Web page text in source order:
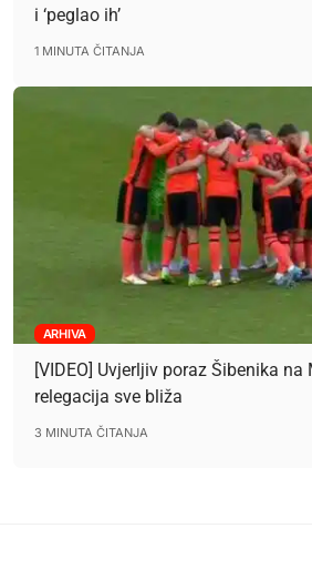
i ‘peglao ih’
1 MINUTA ČITANJA
ARHIVA
[VIDEO] Uvjerljiv poraz Šibenika na
relegacija sve bliža
3 MINUTA ČITANJA